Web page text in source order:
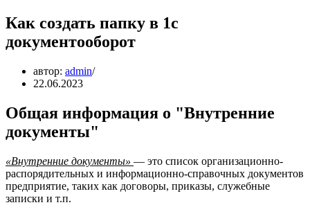
Как создать папку в 1с
документооборот
автор: admin
22.06.2023
Общая информация о "Внутренние
документы"
«Внутренние документы» — это список организационно-
распорядительных и информационно-справочных документов
предприятие, таких как договоры, приказы, служебные
записки и т.п.